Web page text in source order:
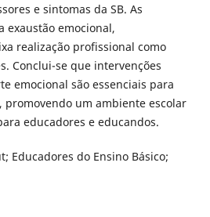
e sintomas da SB. As
exaustão emocional,
realização profissional como
Conclui-se que intervenções
emocional são essenciais para
promovendo um ambiente escolar
educadores e educandos.
Educadores do Ensino Básico;